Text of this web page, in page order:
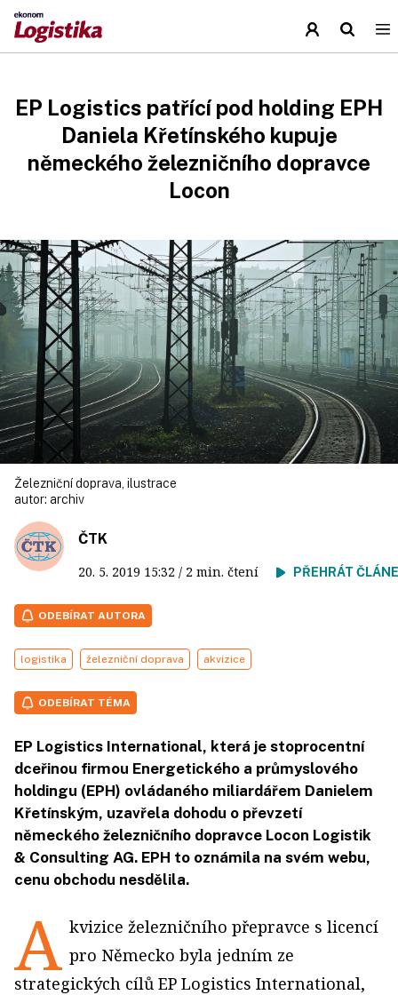
EP Logistics patřící pod holding EPH
Daniela Křetínského kupuje
německého železničního dopravce
Locon
Železniční doprava, ilustrace
autor: archiv
ČTK
20. 5. 2019 15:32 / 2 min. čtení PŘEHRÁT
ODEBÍRAT AUTORA
logistika železniční doprava akvizice
ODEBÍRAT TÉMA
EP Logistics International, která je stoprocentní
dceřinou firmou Energetického a průmyslového
holdingu (EPH) ovládaného miliardářem Danielem
Křetínským, uzavřela dohodu o převzetí
německého železničního dopravce Locon Logistik
& Consulting AG. EPH to oznámila na svém webu,
cenu obchodu nesdělila.
A kvizice železničního přepravce s licencí
pro Německo byla jedním ze
strategických cílů EP Logistics International,